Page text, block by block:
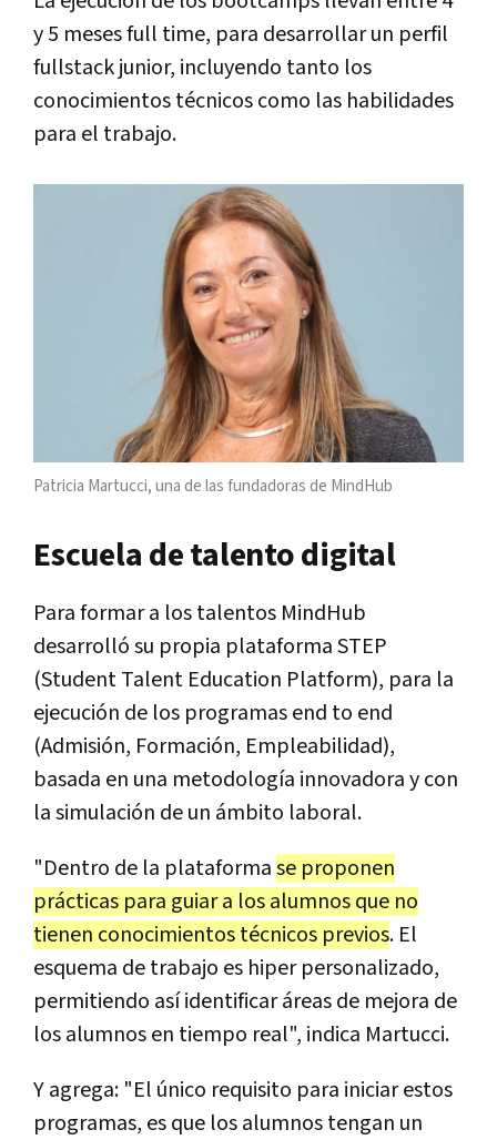
y 5 meses full time, para desarrollar un perfil
fullstack junior, incluyendo tanto los
conocimientos técnicos como las habilidades
para el trabajo.
Patricia Martucci, una de las fundadoras de MindHub
Escuela de talento digital
Para formar a los talentos MindHub
desarrolló su propia plataforma STEP
(Student Talent Education Platform), para la
ejecución de los programas end to end
(Admisión, Formación, Empleabilidad),
basada en una metodología innovadora y con
la simulación de un ámbito laboral.
"Dentro de la plataformase proponen
prácticas para guiar a los alumnos que no
tienen conocimientos técnicos previos. El
esquema de trabajo es hiper personalizado,
permitiendo así identificar áreas de mejora de
los alumnos en tiempo real", indica Martucci.
Y agrega: "El único requisito para iniciar estos
programas, es que los alumnos tengan un